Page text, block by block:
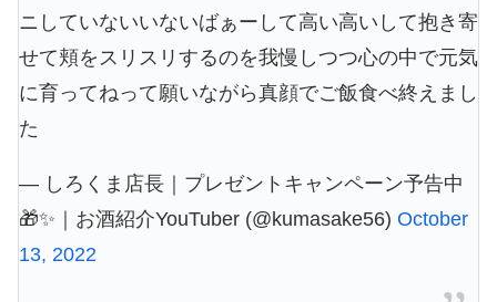
ニしていないいないばぁーして高い高いして抱き寄
せて頬をスリスリするのを我慢しつつ心の中で元気
に育ってねって願いながら真顔でご飯食べ終えまし
た
— しろくま店長｜プレゼントキャンペーン予告中
🎁✨｜お酒紹介YouTuber (@kumasake56) October
13, 2022